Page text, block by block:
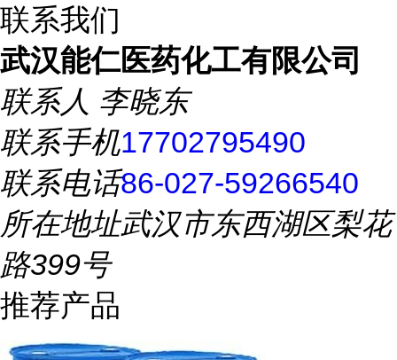
联系我们
武汉能仁医药化工有限公司
联系人 李晓东
联系手机17702795490
联系电话86-027-59266540
所在地址武汉市东西湖区梨花
路399号
推荐产品